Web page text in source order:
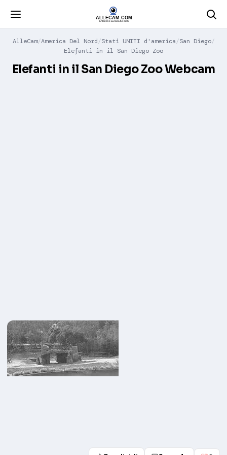
AlleCam America Del Nord Stati UNITI d'america San Diego
Elefanti in il San Diego Zoo
Elefanti in il San Diego Zoo Webcam